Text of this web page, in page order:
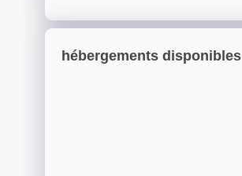
hébergements disponibles